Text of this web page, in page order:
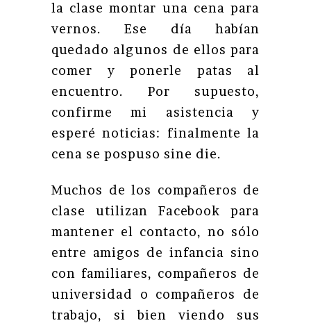
la clase montar una cena para
vernos. Ese día habían
quedado algunos de ellos para
comer y ponerle patas al
encuentro. Por supuesto,
confirme mi asistencia y
esperé noticias: finalmente la
cena se pospuso sine die.
Muchos de los compañeros de
clase utilizan Facebook para
mantener el contacto, no sólo
entre amigos de infancia sino
con familiares, compañeros de
universidad o compañeros de
trabajo, si bien viendo sus